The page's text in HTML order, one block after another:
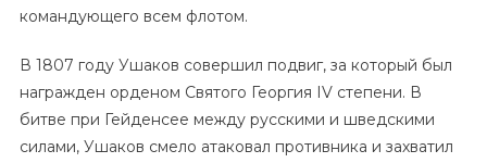
командующего всем флотом.
В 1807 году Ушаков совершил подвиг, за который был
награжден орденом Святого Георгия IV степени. В
битве при Гейденсее между русскими и шведскими
силами, Ушаков смело атаковал противника и захватил